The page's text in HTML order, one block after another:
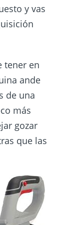
y vas
tener en
ande
de una
más
gozar
que las